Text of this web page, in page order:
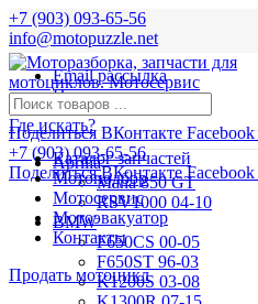
+7 (903) 093-65-56
info@motopuzzle.net
Email рассылка
Новости
Поделиться ВКонтакте Facebook
+7 (903) 093-65-56
Поделиться ВКонтакте Facebook
Где искать?
Aprilia
Mana 850 GT
RSV1000 04-10
BMW
F650CS 00-05
F650ST 96-03
K1200S 03-08
Каталог запчастей
Мотоподбор
Мотосервис
Мотоэвакуатор
Контакты
Продать мотоцикл